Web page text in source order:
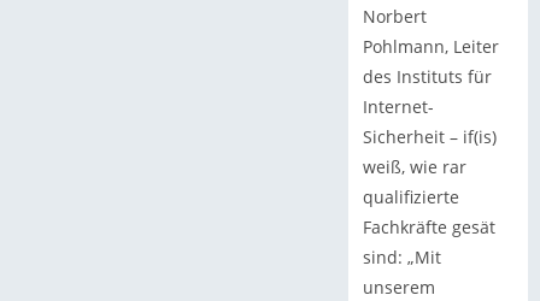
Norbert
Pohlmann, Leiter
des Instituts für
Internet-
Sicherheit – if(is)
weiß, wie rar
qualifizierte
Fachkräfte gesät
sind: „Mit
unserem